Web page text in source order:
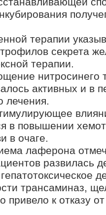
терапии
секрета
терапии.
нитросинего
активных и в
лечения.
в повышении
в очаге.
лаферона
развилась
трансаминаз,
привело к отказу